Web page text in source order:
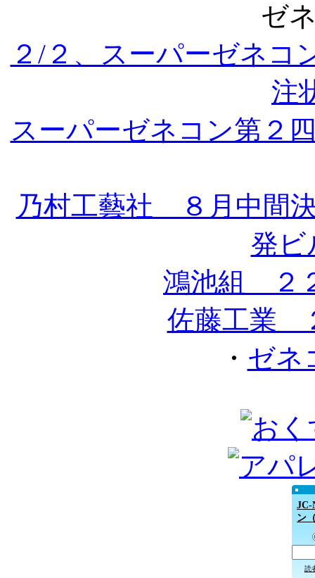
ゼ
２/２、スーパーゼネ
注
スーパーゼネコン第２
乃村工藝社 ８月中間
発ビ
鴻池組 ２
佐藤工業
・ ゼネ
JC-
ン
読